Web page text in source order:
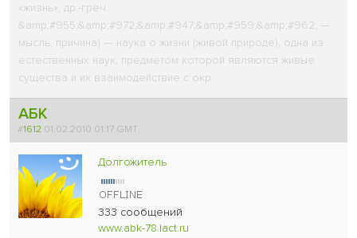
«жизнь»; др.-греч.
&amp;#955;&amp;#972;&amp;#947;&amp;#959;&amp;#962; —
мысль, причина) — наука о жизни (живой природе), одна из
естественных наук, предметом которой являются живые
существа и их взаимодействие с окр
АБК
#1612 01.02.2010 01:17 GMT
Долгожитель
333 сообщений
www.abk-78.lact.ru